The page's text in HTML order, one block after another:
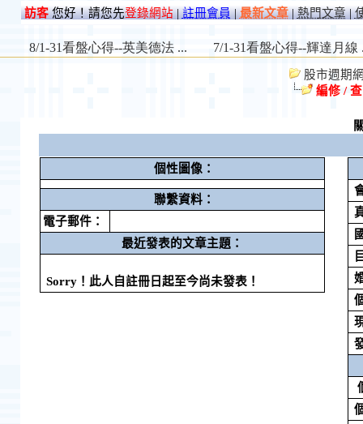
訪客您好！請您先登錄網站|註冊會員|最新文章|熱門文章|
股市週期
編修 /
個性圖像：
聯繫資料：
電子郵件：
最近發表的文章主題：
Sorry！此人自註冊日起至今尚未發表！